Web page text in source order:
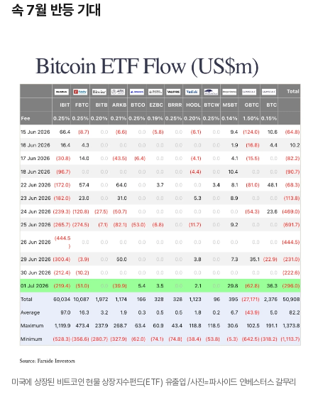
속 7월 반등 기대
미국에 상장된 비트코인 현물 상장지수펀드(ETF) 유출입 /사진=파사이드 인베스터스 갈무리